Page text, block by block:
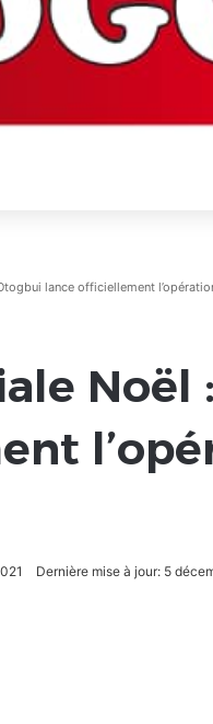
lance officiellement
Noël
Dernière mise à jour: 5